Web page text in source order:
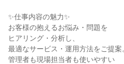
✨仕事内容の魅力✨
お客様の抱えるお悩み・問題を
ヒアリング・分析し、
最適なサービス・運用方法をご提案
管理者も現場担当者も使いやすい